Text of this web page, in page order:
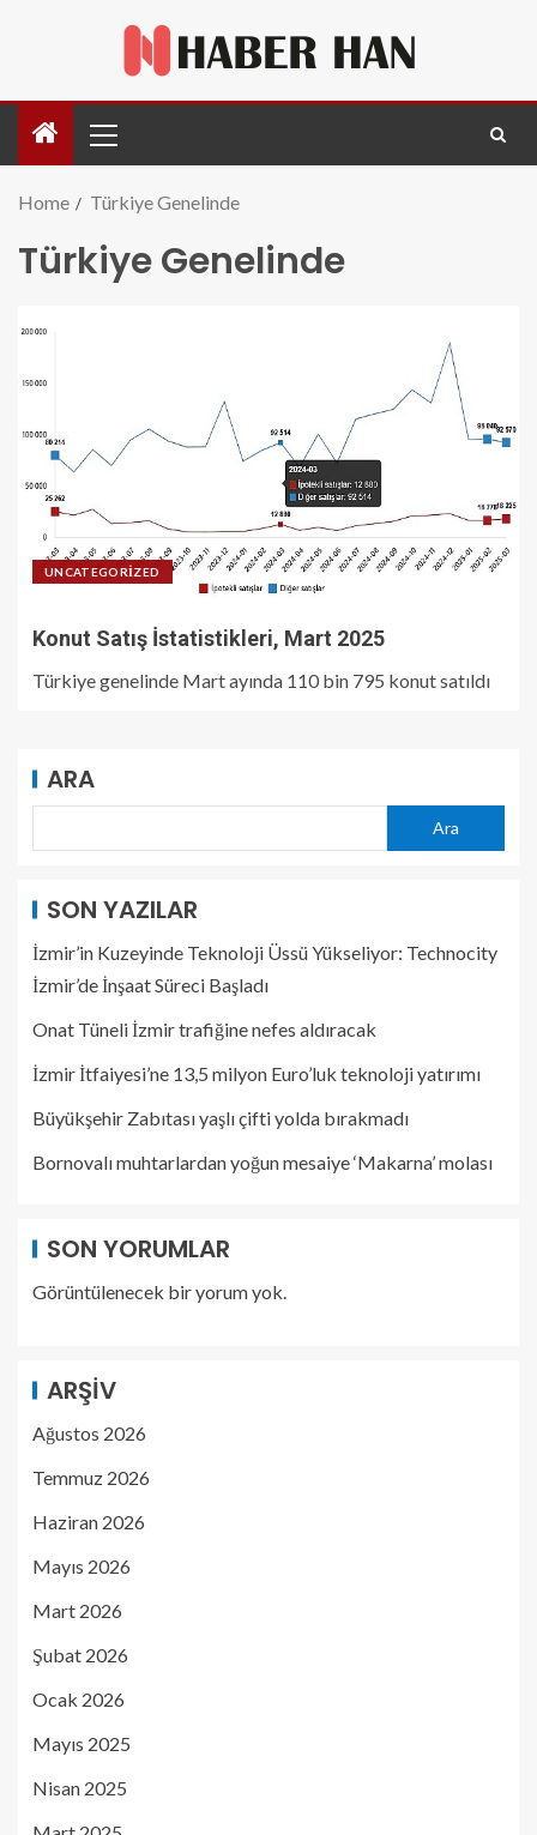
Home Türkiye Genelinde
Türkiye Genelinde
UNCATEGORIZED
Konut Satış İstatistikleri, Mart 2025
Türkiye genelinde Mart ayında 110 bin 795 konut satıldı
ARA
Ara
SON YAZILAR
İzmir’in Kuzeyinde Teknoloji Üssü Yükseliyor: Technocity
İzmir’de İnşaat Süreci Başladı
Onat Tüneli İzmir trafiğine nefes aldıracak
İzmir İtfaiyesi’ne 13,5 milyon Euro’luk teknoloji yatırımı
Büyükşehir Zabıtası yaşlı çifti yolda bırakmadı
Bornovalı muhtarlardan yoğun mesaiye ‘Makarna’ molası
SON YORUMLAR
Görüntülenecek bir yorum yok.
ARŞIV
Ağustos 2026
Temmuz 2026
Haziran 2026
Mayıs 2026
Mart 2026
Şubat 2026
Ocak 2026
Mayıs 2025
Nisan 2025